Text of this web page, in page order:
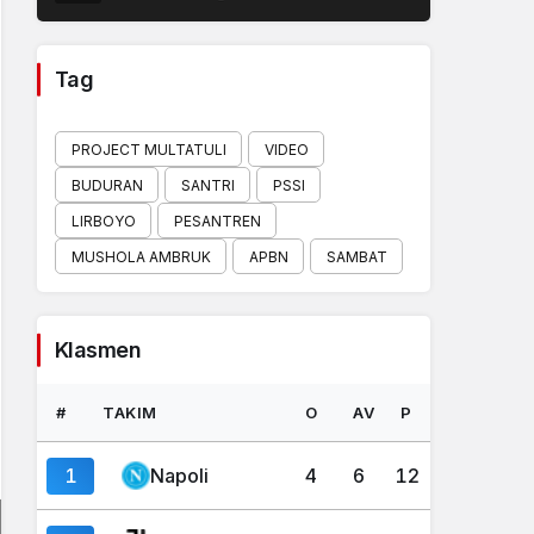
Tag
PROJECT MULTATULI
VIDEO
BUDURAN
SANTRI
PSSI
LIRBOYO
PESANTREN
MUSHOLA AMBRUK
APBN SAMBAT
Klasmen
# TAKIM O AV P
1 Napoli 4 6 12